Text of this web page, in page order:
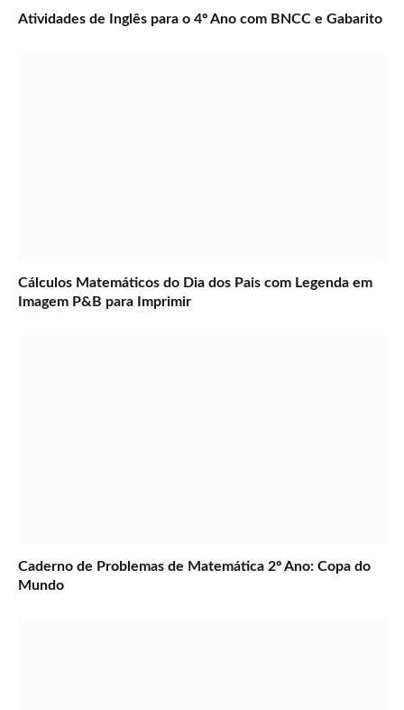
Atividades de Inglês para o 4º Ano com BNCC e Gabarito
Cálculos Matemáticos do Dia dos Pais com Legenda em
Imagem P&B para Imprimir
Caderno de Problemas de Matemática 2º Ano: Copa do
Mundo